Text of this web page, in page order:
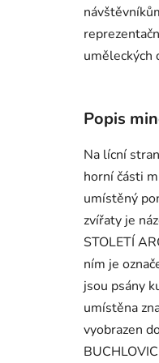
uměleckých
Popis
Na lícní
horní části
umístěný
zvířaty je
STOLETÍ
ním je
jsou psány
umístěna
vyobrazen